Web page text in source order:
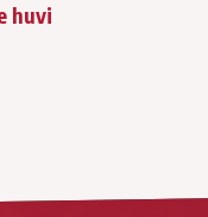
huvi